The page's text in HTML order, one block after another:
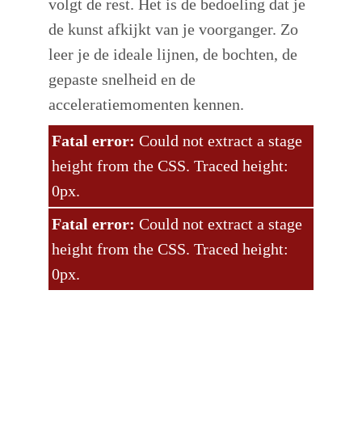
volgt de rest. Het is de bedoeling dat je
de kunst afkijkt van je voorganger. Zo
leer je de ideale lijnen, de bochten, de
gepaste snelheid en de
acceleratiemomenten kennen.
Fatal error: Could not extract a stage
height from the CSS. Traced height:
0px.
Fatal error: Could not extract a stage
height from the CSS. Traced height:
0px.